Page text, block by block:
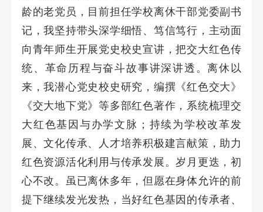
龄的老党员，目前担任学校离休干部党委副书
记，我坚持带头深学细悟、笃信笃行，主动面
向青年师生开展党史校史宣讲，把交大红色传
统、革命历程与奋斗故事讲深讲透。离休以
来，我潜心党史校史研究，编撰《红色交大》
《交大地下党》等多部红色著作，系统梳理交
大红色基因与办学文脉；持续为学校改革发
展、文化传承、人才培养积极建言献策，助力
红色资源活化利用与传承发展。岁月更迭，初
心不改。虽已离休多年，但愿在身体允许的前
提下继续发光发热，当好红色基因的传承者、